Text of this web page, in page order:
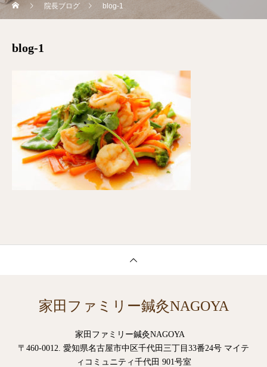
院長ブログ blog-1
blog-1
家田ファミリー鍼灸NAGOYA
家田ファミリー鍼灸NAGOYA
〒460-0012. 愛知県名古屋市中区千代田三丁目33番24号 マイテ
ィコミュニティ千代田 901号室